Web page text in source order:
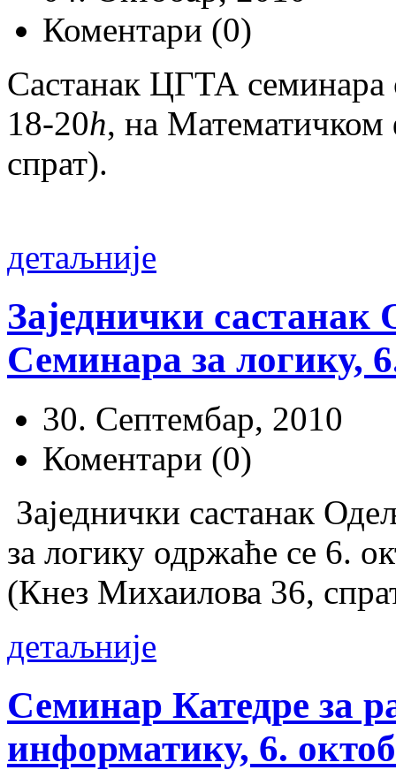
Коментари (0)
Састанак ЦГТА семинара
18-20h, на Математичком
спрат).
детаљније
Заједнички
Семинара за логику,
30. Септембар, 2010
Коментари (0)
Заједнички састанак
за логику одржаће се 6.
(Кнез Михаилова 36,
детаљније
Семинар Катедре за
информатику, 6.